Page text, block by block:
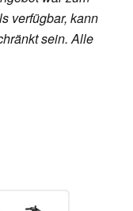
verfügbar, kann
sein. Alle